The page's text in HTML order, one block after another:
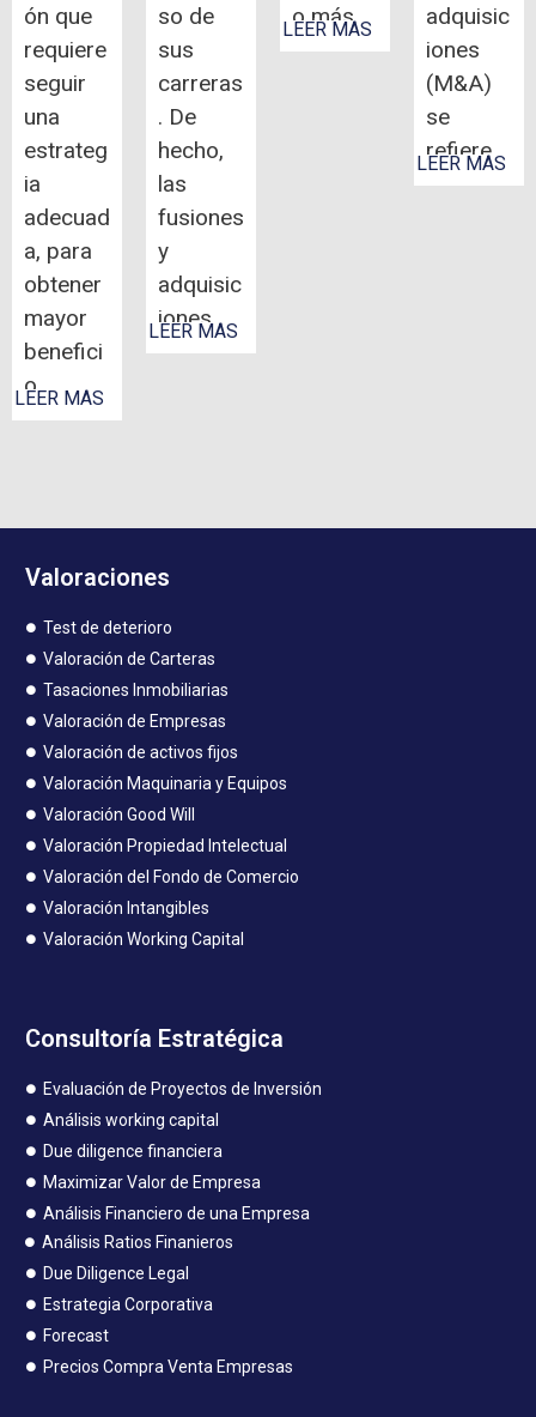
ón que
requiere
seguir
una
estrateg
ia
adecuad
a, para
obtener
mayor
benefici
o…
LEER MÁS
so de
sus
carreras
. De
hecho,
las
fusiones
y
adquisic
iones…
LEER MÁS
o más…
LEER MÁS
adquisic
iones
(M&A)
se
refiere…
LEER MÁS
Valoraciones
Test de deterioro
Valoración de Carteras
Tasaciones Inmobiliarias
Valoración de Empresas
Valoración de activos fijos
Valoración Maquinaria y Equipos
Valoración Good Will
Valoración Propiedad Intelectual
Valoración del Fondo de Comercio
Valoración Intangibles
Valoración Working Capital
Consultoría Estratégica
Evaluación de Proyectos de Inversión
Análisis working capital
Due diligence financiera
Maximizar Valor de Empresa
Análisis Financiero de una Empresa
Análisis Ratios Finanieros
Due Diligence Legal
Estrategia Corporativa
Forecast
Precios Compra Venta Empresas